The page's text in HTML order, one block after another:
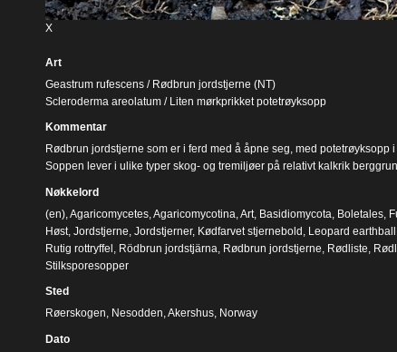
X
Art
Geastrum rufescens / Rødbrun jordstjerne (NT)
Scleroderma areolatum / Liten mørkprikket potetrøyksopp
Kommentar
Rødbrun jordstjerne som er i ferd med å åpne seg, med
Soppen lever i ulike typer skog- og tremiljøer på relativt kalkrik
Nøkkelord
(en), Agaricomycetes, Agaricomycotina Art, Basidiomycota Boletales,
Høst, Jordstjerne Jordstjerner, Kødfarvet stjernebold Leopard earthball
Rutig rottryffel Rödbrun jordstjärna Rødbrun jordstjerne Rødliste
Stilksporesopper
Sted
Røerskogen, Nesodden, Akershus, Norway
Dato